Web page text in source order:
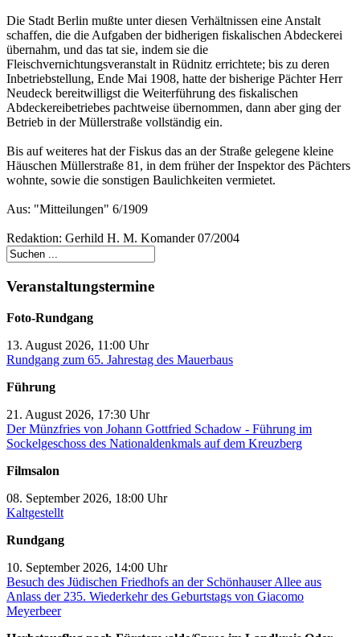
Die Stadt Berlin mußte unter diesen Verhältnissen eine Anstalt
schaffen, die die Aufgaben der bidherigen fiskalischen Abdeckerei
übernahm, und das tat sie, indem sie die
Fleischvernichtungsveranstalt in Rüdnitz errichtete; bis zu deren
Inbetriebstellung, Ende Mai 1908, hatte der bisherige Pächter Herr
Neudeck bereitwilligst die Weiterführung des fiskalischen
Abdeckereibetriebes pachtweise übernommen, dann aber ging der
Betrieb in der Müllerstraße vollständig ein.
Bis auf weiteres hat der Fiskus das an der Straße gelegene kleine
Häuschen Müllerstraße 81, in dem früher der Inspektor des Pächters
wohnte, sowie die sonstigen Baulichkeiten vermietet.
Aus: "Mitteilungen" 6/1909
Redaktion: Gerhild H. M. Komander 07/2004
Veranstaltungstermine
Foto-Rundgang
13. August 2026, 11:00 Uhr
Rundgang zum 65. Jahrestag des Mauerbaus
Führung
21. August 2026, 17:30 Uhr
Der Münzfries von Johann Gottfried Schadow - Führung im
Sockelgeschoss des Nationaldenkmals auf dem Kreuzberg
Filmsalon
08. September 2026, 18:00 Uhr
Kaltgestellt
Rundgang
10. September 2026, 14:00 Uhr
Besuch des Jüdischen Friedhofs an der Schönhauser Allee aus
Anlass der 235. Wiederkehr des Geburtstags von Giacomo
Meyerbeer